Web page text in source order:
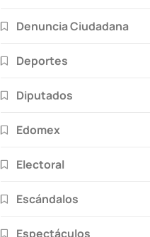
Denuncia Ciudadana
Deportes
Diputados
Edomex
Electoral
Escándalos
Espectáculos